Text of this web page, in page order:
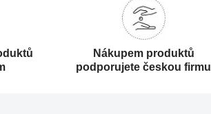
Nákupem produktů
podporujete českou firmu